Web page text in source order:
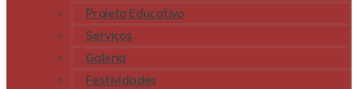
Projeto Educativo
Serviços
Galeria
Festividades